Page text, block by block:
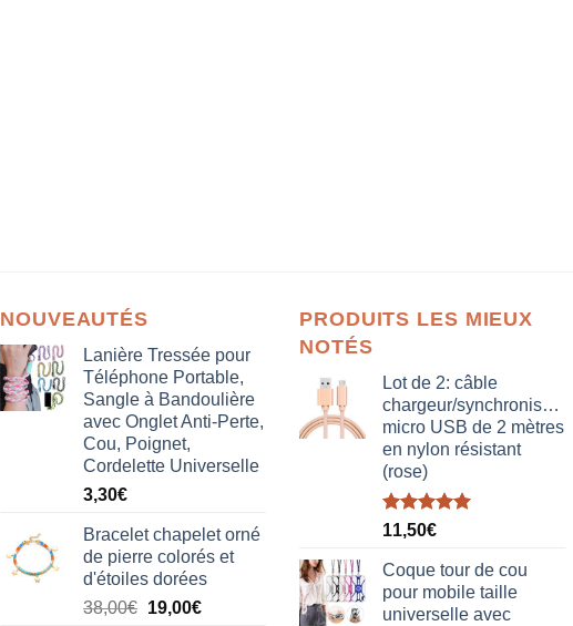
NOUVEAUTÉS
Lanière Tressée pour
Téléphone Portable,
Sangle à Bandoulière
avec Onglet Anti-Perte,
Cou, Poignet,
Cordelette Universelle
3,30€
Bracelet chapelet orné
de pierre colorés et
d'étoiles dorées
38,00€ Le
19,00€Le
PRODUITS LES MIEUX
NOTÉS
Lot de 2: câble
chargeur/synchronisation
micro USB de 2 mètres
en nylon résistant
(rose)
Note5.00
11,50€
Coque tour de cou
pour mobile taille
universelle avec